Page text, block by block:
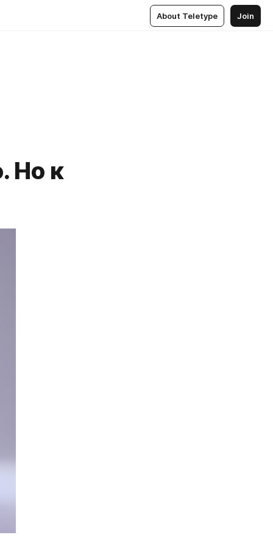
About Teletype Join
Но к